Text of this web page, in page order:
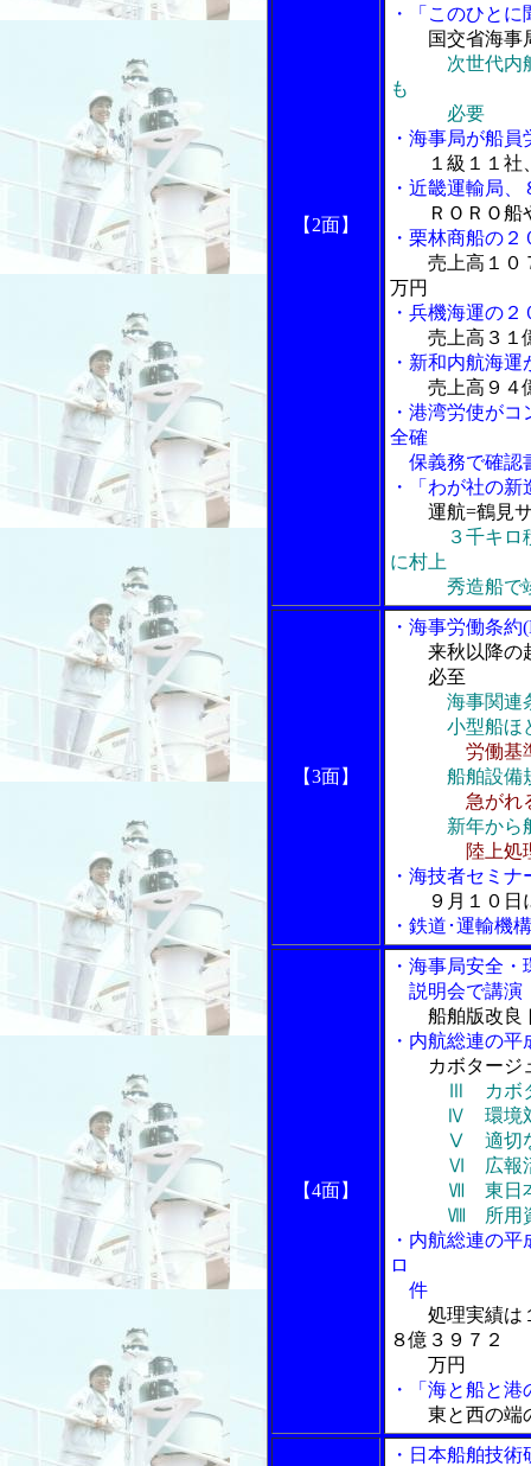
【2面】
・「このひとに
国交省海
次世代内
も
必要
・海事局が船
１級１１社
・近畿運輸局
ＲＯＲＯ
・栗林商船の
売上高１０
万円
・兵機海運の
売上高３１
・新和内航海
売上高９４
・港湾労使が
全確
保義務で確認
・「わが社の新
運航=鶴見
３千キ
に村上
秀造船で
【3面】
・海事労働条
来秋以降の
必至
海事関連
小型船ほど
労働基
船舶設備
急がれ
新年から
陸上処
・海技者セミ
９月１０
・鉄道･運輸機
【4面】
・海事局安全
説明会で講演
船舶版改良
・内航総連の
カボタージ
Ⅲ カボ
Ⅳ 環境対
Ⅴ 適切な税
Ⅵ 広報活
Ⅶ 東日本大
Ⅷ 所用資金
・内航総連の
ロ
件
処理実績は
８億３９７２
万円
・「海と船と
東と西の
・日本船舶技